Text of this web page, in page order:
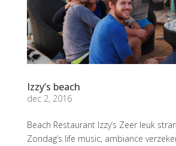
Izzy’s beach
dec 2, 2016
Beach Restaurant Izzy’s Zeer leuk
Zondag’s life music, ambiance